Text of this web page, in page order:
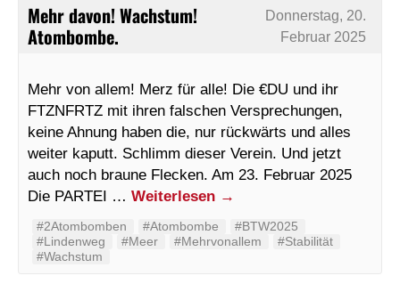
Mehr davon! Wachstum!
Atombombe.
Donnerstag, 20.
Februar 2025
Mehr von allem! Merz für alle! Die €DU und ihr
FTZNFRTZ mit ihren falschen Versprechungen,
keine Ahnung haben die, nur rückwärts und alles
weiter kaputt. Schlimm dieser Verein. Und jetzt
auch noch braune Flecken. Am 23. Februar 2025
Die PARTEI … Weiterlesen →
#2Atombomben #Atombombe
#BTW2025
#Lindenweg
#Meer #Mehrvonallem
#Stabilität
#Wachstum